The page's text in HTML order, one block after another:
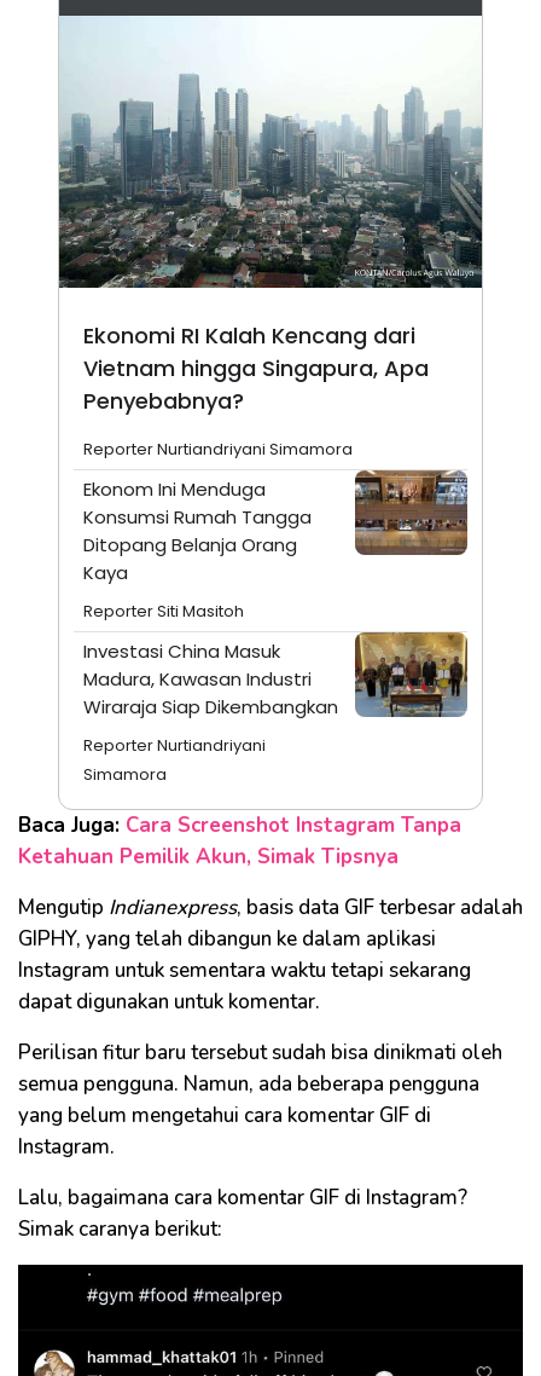
Ekonomi RI Kalah Kencang dari
Vietnam hingga Singapura, Apa
Penyebabnya?
Reporter Nurtiandriyani Simamora
Ekonom Ini Menduga
Konsumsi Rumah Tangga
Ditopang Belanja Orang
Kaya
Reporter Siti Masitoh
Investasi China Masuk
Madura, Kawasan Industri
Wiraraja Siap Dikembangkan
Reporter Nurtiandriyani
Simamora
Baca Juga: Cara Screenshot Instagram Tanpa
Ketahuan Pemilik Akun, Simak Tipsnya
Mengutip Indianexpress, basis data GIF terbesar adalah
GIPHY, yang telah dibangun ke dalam aplikasi
Instagram untuk sementara waktu tetapi sekarang
dapat digunakan untuk komentar.
Perilisan fitur baru tersebut sudah bisa dinikmati oleh
semua pengguna. Namun, ada beberapa pengguna
yang belum mengetahui cara komentar GIF di
Instagram.
Lalu, bagaimana cara komentar GIF di Instagram?
Simak caranya berikut: